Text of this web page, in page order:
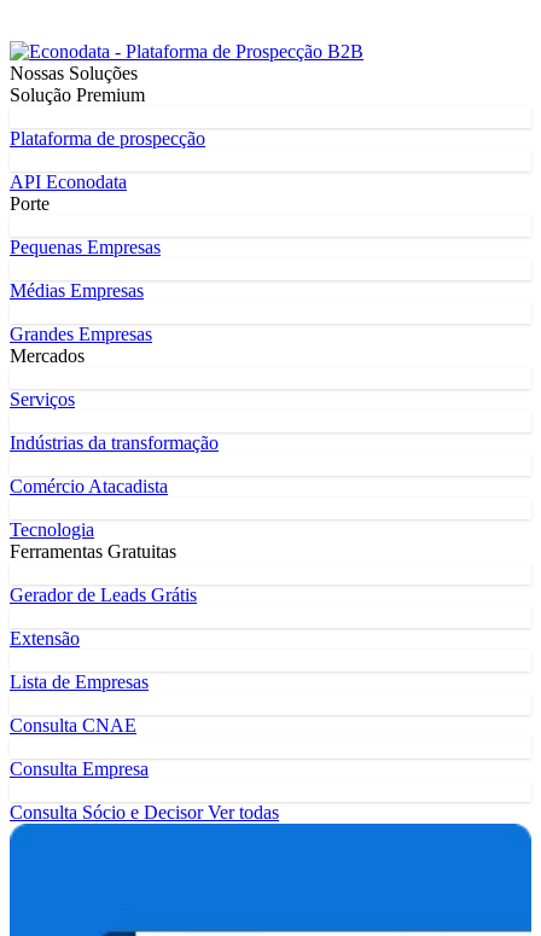
Nossas Soluções
Solução Premium
Plataforma de prospecção
API Econodata
Porte
Pequenas Empresas
Médias Empresas
Grandes Empresas
Mercados
Serviços
Indústrias da transformação
Comércio Atacadista
Tecnologia
Ferramentas Gratuitas
Gerador de Leads Grátis
Extensão
Lista de Empresas
Consulta CNAE
Consulta Empresa
Consulta Sócio e DecisorVer todas